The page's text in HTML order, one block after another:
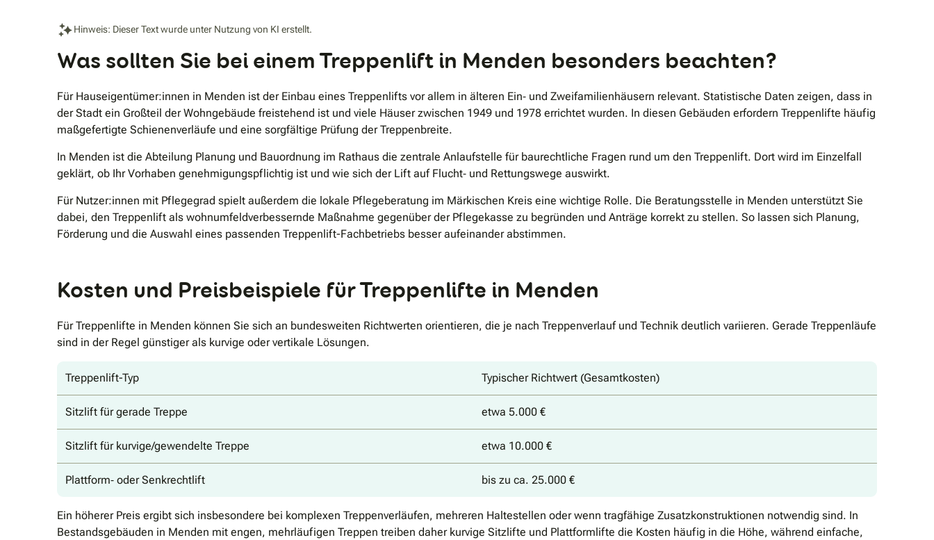
möglich. Dank bester Expertlift-Qualität und höchstem
Technologiestandard sorgt das engagierte Experten-
für preiswerte Standardlösungen, der auf
Designpolster und grelle Farben verzichten kann.
Durch diesen Standard sind Lieferzeiten ohne
Kompromisse möglich, die den Markt revolutionieren.
Expertlift ist zu jeder Zeit erreichbar und ermöglicht
schnelle Hilfe. Weitere Informationen finden Sie auf:
www.expertlift.de/ Passen Sie Ihr Zuhause an Ihre
Bedürfnisse an – und nicht umgekehrt! Expertlift steht
auf Designpolster und grelle Farben verzichten kann.
Durch diesen Standard sind Lieferzeiten möglich, die
den Markt revolutionieren.
Hinweis: Dieser Text wurde unter Nutzung von KI erstellt.
Was sollten Sie bei einem Treppenlift in Menden besonders beachten?
Für Hauseigentümer:innen in Menden ist der Einbau eines Treppenlifts vor allem in älteren Ein‐ und Zweifamilienhäusern relevant. Statistische Daten zeigen, dass in
der Stadt ein Großteil der Wohngebäude freistehend ist und viele Häuser zwischen 1949 und 1978 errichtet wurden. In diesen Gebäuden erfordern Treppenlifte häufig
maßgefertigte Schienenverläufe und eine sorgfältige Prüfung der Treppenbreite.
In Menden ist die Abteilung Planung und Bauordnung im Rathaus die zentrale Anlaufstelle für baurechtliche Fragen rund um den Treppenlift. Dort wird im Einzelfall
geklärt, ob Ihr Vorhaben genehmigungspflichtig ist und wie sich der Lift auf Flucht‐ und Rettungswege auswirkt.
Für Nutzer:innen mit Pflegegrad spielt außerdem die lokale Pflegeberatung im Märkischen Kreis eine wichtige Rolle. Die Beratungsstelle in Menden unterstützt Sie
dabei, den Treppenlift als wohnumfeldverbessernde Maßnahme gegenüber der Pflegekasse zu begründen und Anträge korrekt zu stellen. So lassen sich Planung,
Förderung und die Auswahl eines passenden Treppenlift-Fachbetriebs besser aufeinander abstimmen.
Kosten und Preisbeispiele für Treppenlifte in Menden
Für Treppenlifte in Menden können Sie sich an bundesweiten Richtwerten orientieren, die je nach Treppenverlauf und Technik deutlich variieren. Gerade Treppenläufe
sind in der Regel günstiger als kurvige oder vertikale Lösungen.
Treppenlift-Typ Typischer Richtwert (Gesamtkosten)
Sitzlift für gerade Treppe etwa 5.000 €
Sitzlift für kurvige/gewendelte Treppe etwa 10.000 €
Plattform‐ oder Senkrechtlift bis zu ca. 25.000 €
Ein höherer Preis ergibt sich insbesondere bei komplexen Treppenverläufen, mehreren Haltestellen oder wenn tragfähige Zusatzkonstruktionen notwendig sind. In
Bestandsgebäuden in Menden mit engen, mehrläufigen Treppen treiben daher kurvige Sitzlifte und Plattformlifte die Kosten häufig in die Höhe, während einfache,